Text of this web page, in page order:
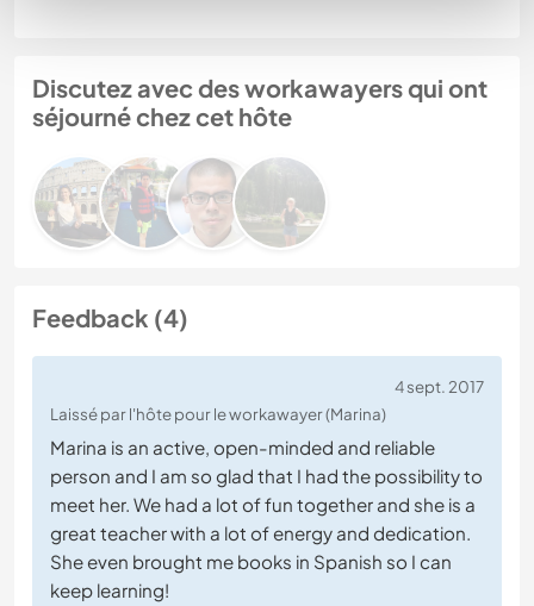
Discutez avec des workawayers qui ont
séjourné chez cet hôte
Feedback (4)
4 sept. 2017
Laissé par l'hôte pour le workawayer (Marina)
Marina is an active, open-minded and reliable
person and I am so glad that I had the possibility to
meet her. We had a lot of fun together and she is a
great teacher with a lot of energy and dedication.
She even brought me books in Spanish so I can
keep learning!